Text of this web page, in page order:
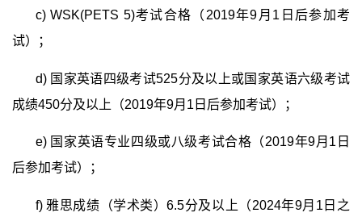
c) WSK(PETS 5)考试合格（ 2019年9月 1 日后参加考
试）；
d) 国家英语四级考试525分及以上或国家英语六级考试
成绩450分及以上（2019年9月 1 日后参加考试）；
e) 国家英语专业四级或八级考试合格（2019年9月 1 日
后参加考试）；
f) 雅思成绩（学术类）6.5分及以上（2024年9月 1 日之